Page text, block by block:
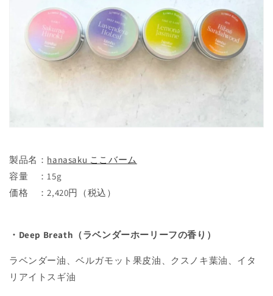
製品名： hanasaku ここバーム
容量 ：15g
価格 ：2,420円（税込）
・Deep Breath（ラベンダーホーリーフの香り）
ラベンダー油、ベルガモット果皮油、クスノキ葉油、イタ
リアイトスギ油